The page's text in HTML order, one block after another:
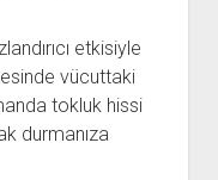
etkisiyle
vücuttaki
tokluk hissi
durmanıza